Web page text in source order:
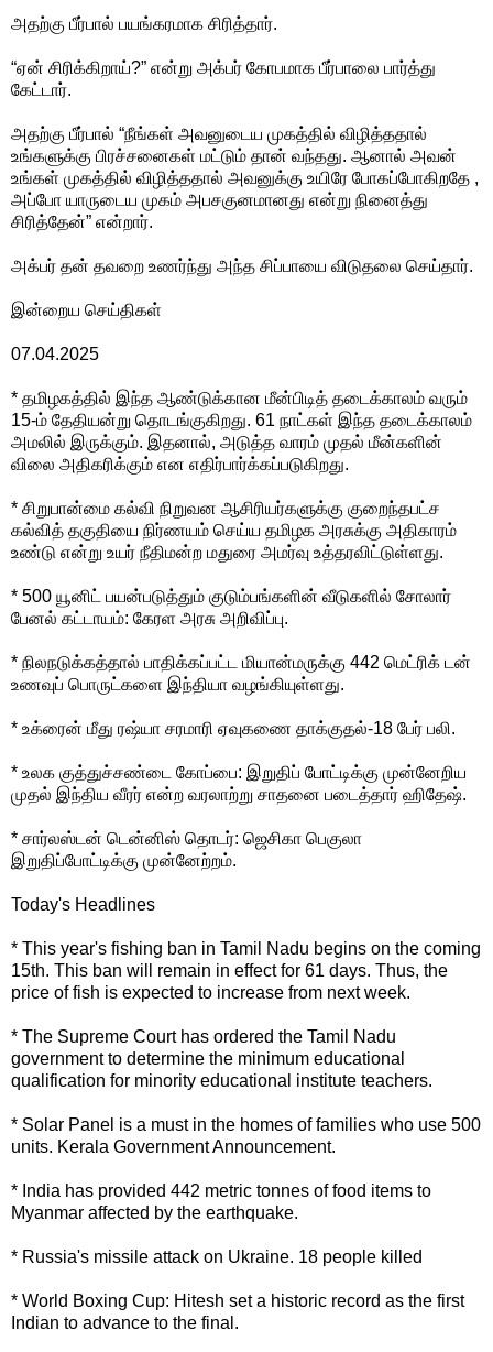
அதற்கு பீர்பால் பயங்கரமாக‌ சிரித்தார்.
“ஏன் சிரிக்கிறாய்?” என்று அக்பர் கோபமாக‌ பீர்பாலை பார்த்து
கேட்டார்.
அதற்கு பீர்பால் “நீங்கள் அவனுடைய‌ முகத்தில் விழித்ததால்
உங்களுக்கு பிரச்சனைகள் மட்டும் தான் வந்தது. ஆனால் அவன்
உங்கள் முகத்தில் விழித்ததால் அவனுக்கு உயிரே போகப்போகிறதே ,
அப்போ யாருடைய‌ முகம் அபசகுனமானது என்று நினைத்து
சிரித்தேன்” என்றார்.
அக்பர் தன் தவறை உணர்ந்து அந்த‌ சிப்பாயை விடுதலை செய்தார்.‌
இன்றைய செய்திகள்
07.04.2025
* தமிழகத்தில் இந்த ஆண்டுக்கான மீன்பிடித் தடைக்காலம் வரும்
15-ம் தேதியன்று தொடங்குகிறது. 61 நாட்கள் இந்த தடைக்காலம்
அமலில் இருக்கும். இதனால், அடுத்த வாரம் முதல் மீன்களின்
விலை அதிகரிக்கும் என எதிர்பார்க்கப்படுகிறது.
* சிறுபான்மை கல்வி நிறுவன ஆசிரியர்களுக்கு குறைந்தபட்ச
கல்வித் தகுதியை நிர்ணயம் செய்ய தமிழக அரசுக்கு அதிகாரம்
உண்டு என்று உயர் நீதிமன்ற மதுரை அமர்வு உத்தரவிட்டுள்ளது.
* 500 யூனிட் பயன்படுத்தும் குடும்பங்களின் வீடுகளில் சோலார்
பேனல் கட்டாயம்: கேரள அரசு அறிவிப்பு.
* நிலநடுக்கத்தால் பாதிக்கப்பட்ட மியான்மருக்கு 442 மெட்ரிக் டன்
உணவுப் பொருட்களை இந்தியா வழங்கியுள்ளது.
* உக்ரைன் மீது ரஷ்யா சரமாரி ஏவுகணை தாக்குதல்-18 பேர் பலி.
* உலக குத்துச்சண்டை கோப்பை: இறுதிப் போட்டிக்கு முன்னேறிய
முதல் இந்திய வீரர் என்ற வரலாற்று சாதனை படைத்தார் ஹிதேஷ்.
* சார்லஸ்டன் டென்னிஸ் தொடர்: ஜெசிகா பெகுலா
இறுதிப்போட்டிக்கு முன்னேற்றம்.
Today's Headlines
* This year's fishing ban in Tamil Nadu begins on the coming
15th. This ban will remain in effect for 61 days. Thus, the
price of fish is expected to increase from next week.
* The Supreme Court has ordered the Tamil Nadu
government to determine the minimum educational
qualification for minority educational institute teachers.
* Solar Panel is a must in the homes of families who use 500
units. Kerala Government Announcement.
* India has provided 442 metric tonnes of food items to
Myanmar affected by the earthquake.
* Russia's missile attack on Ukraine. 18 people killed
* World Boxing Cup: Hitesh set a historic record as the first
Indian to advance to the final.